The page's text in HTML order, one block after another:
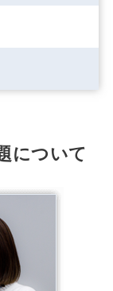
について